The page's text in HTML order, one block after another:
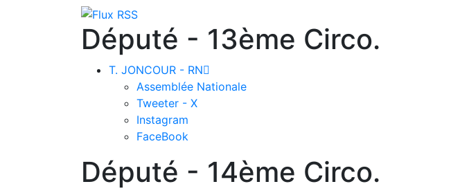
Député - 13ème Circo.
T. JONCOUR - RN
Assemblée Nationale
Tweeter - X
Instagram
FaceBook
Député - 14ème Circo.